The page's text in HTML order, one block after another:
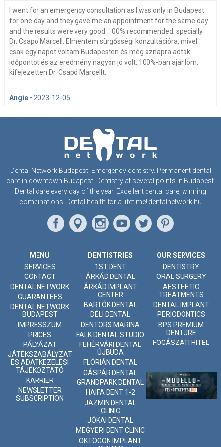
I went for an emergency consultation as I was only in Budapest
for one day and they gave me an appointment for the same day
and the results were very good. 100% recommended, specially
Dr. Csapó Marcell. Elmentem sürgősségi konzultációra, mivel
csak egy napot voltam Budapesten és még aznapra adtak
időpontot és az eredmény nagyon jó volt. 100%-ban ajánlom,
kifejezetten Dr. Csapó Marcellt.
Angie• 2023-12-05
Dental Network Budapest! Emergency dentistry. Permanent dental
care in downtown Budapest. Dentistry at several points in Budapest.
Dental care every day of the year. Excellent dental care, winning
combinations! Dental health for a lifetime! dentalnetwork.hu
MENU
SERVICES
CONTACT
DENTAL NETWORK
GUARANTEES
DENTAL NETWORK
BUDAPEST
IMPRESSZUM
PRICES
PÁLYÁZAT
JÁTÉKSZABÁLYZAT
ÉS ADATKEZELÉSI
TÁJÉKOZTATÓ
KARRIER
NEWSLETTER
SUBSCRIPTION
DENTISTRIES
1ST DENT
ÁRKÁD DENTAL
ÁRKÁD IMPLANT
CENTER
BARTÓK DENTAL
DÉLI DENTAL
DENTORS MARINA
FALK DENTAL STUDIO
FEHÉRVÁRI DENTAL
ÚJBUDA
FLÓRIÁN DENTAL
GÁSPÁR DENTAL
GRANDPARK DENTAL
HAIFA DENT 1-2
JAZMIN DENTAL
CLINIC
JÓKAI DENTAL
MEGYERI DENT CLINIC
OKTOGON IMPLANT
OUR SERVICES
DENTISTRY
ORAL SURGERY
AESTHETIC
TREATMENTS
DENTAL IMPLANT
PERIODONTICS
BPS PREMIUM
DENTURE
FOGÁSZATI HITEL